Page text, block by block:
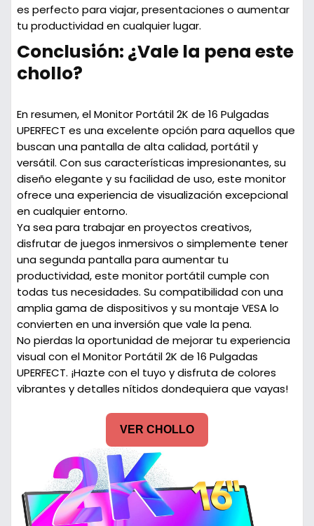
es perfecto para viajar, presentaciones o aumentar
tu productividad en cualquier lugar.
Conclusión: ¿Vale la pena este
chollo?
En resumen, el Monitor Portátil 2K de 16 Pulgadas
UPERFECT es una excelente opción para aquellos que
buscan una pantalla de alta calidad, portátil y
versátil. Con sus características impresionantes, su
diseño elegante y su facilidad de uso, este monitor
ofrece una experiencia de visualización excepcional
en cualquier entorno.
Ya sea para trabajar en proyectos creativos,
disfrutar de juegos inmersivos o simplemente tener
una segunda pantalla para aumentar tu
productividad, este monitor portátil cumple con
todas tus necesidades. Su compatibilidad con una
amplia gama de dispositivos y su montaje VESA lo
convierten en una inversión que vale la pena.
No pierdas la oportunidad de mejorar tu experiencia
visual con el Monitor Portátil 2K de 16 Pulgadas
UPERFECT. ¡Hazte con el tuyo y disfruta de colores
vibrantes y detalles nítidos dondequiera que vayas!
VER CHOLLO